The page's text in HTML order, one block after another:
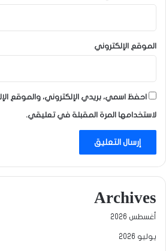
الموقع الإلكتروني
احفظ اسمي، بريدي الإلكتروني، والموقع
لاستخدامها المرة المقبلة في تعليقي.
Archives
أغسطس 2026
يوليو 2026